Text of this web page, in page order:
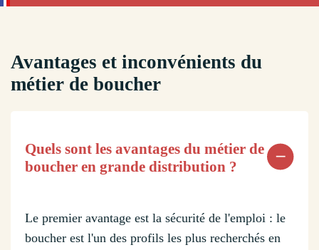
Avantages et inconvénients du
métier de boucher
Quels sont les avantages du métier de
boucher en grande distribution ?
Le premier avantage est la sécurité de l'emploi : le
boucher est l'un des profils les plus recherchés en